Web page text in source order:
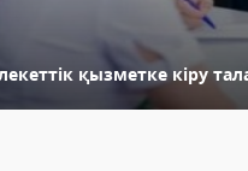
қызметке кіру